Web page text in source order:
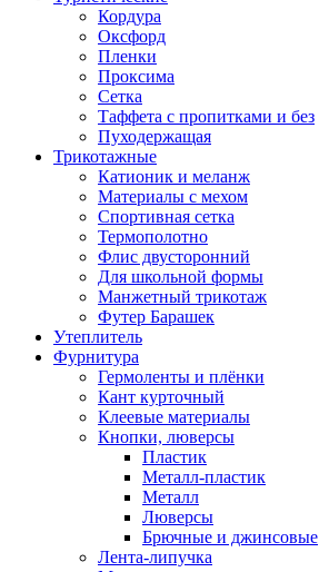
Кордура
Оксфорд
Пленки
Проксима
Сетка
Таффета с пропитками и без
Пуходержащая
Трикотажные
Катионик и меланж
Материалы с мехом
Спортивная сетка
Термополотно
Флис двусторонний
Для школьной формы
Манжетный трикотаж
Футер Барашек
Утеплитель
Фурнитура
Гермоленты и плёнки
Кант курточный
Клеевые материалы
Кнопки, люверсы
Пластик
Металл-пластик
Металл
Люверсы
Брючные и джинсовые
Лента-липучка